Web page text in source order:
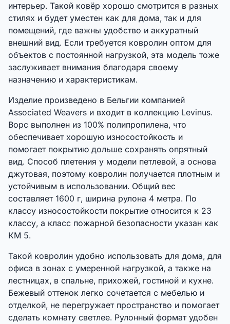
интерьер. Такой ковёр хорошо смотрится в разных
стилях и будет уместен как для дома, так и для
помещений, где важны удобство и аккуратный
внешний вид. Если требуется ковролин оптом для
объектов с постоянной нагрузкой, эта модель тоже
заслуживает внимания благодаря своему
назначению и характеристикам.
Изделие произведено в Бельгии компанией
Associated Weavers и входит в коллекцию Levinus.
Ворс выполнен из 100% полипропилена, что
обеспечивает хорошую износостойкость и
помогает покрытию дольше сохранять опрятный
вид. Способ плетения у модели петлевой, а основа
джутовая, поэтому ковролин получается плотным и
устойчивым в использовании. Общий вес
составляет 1600 г, ширина рулона 4 метра. По
классу износостойкости покрытие относится к 23
классу, а класс пожарной безопасности указан как
КМ 5.
Такой ковролин удобно использовать для дома, для
офиса в зонах с умеренной нагрузкой, а также на
лестницах, в спальне, прихожей, гостиной и кухне.
Бежевый оттенок легко сочетается с мебелью и
отделкой, не перегружает пространство и помогает
сделать комнату светлее. Рулонный формат удобен